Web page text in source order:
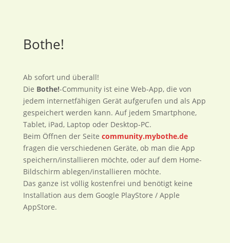
Bothe!
Ab sofort und überall!
Die Bothe!-Community ist eine Web-App, die von
jedem internetfähigen Gerät aufgerufen und als App
gespeichert werden kann. Auf jedem Smartphone,
Tablet, iPad, Laptop oder Desktop-PC.
Beim Öffnen der Seite community.mybothe.de
fragen die verschiedenen Geräte, ob man die App
speichern/installieren möchte, oder auf dem Home-
Bildschirm ablegen/installieren möchte.
Das ganze ist völlig kostenfrei und benötigt keine
Installation aus dem Google PlayStore / Apple
AppStore.